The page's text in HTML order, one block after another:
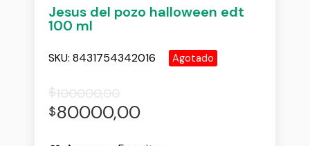
Jesus del pozo halloween edt
100 ml
SKU: 8431754342016 Agotado
$100000,00
$80000,00